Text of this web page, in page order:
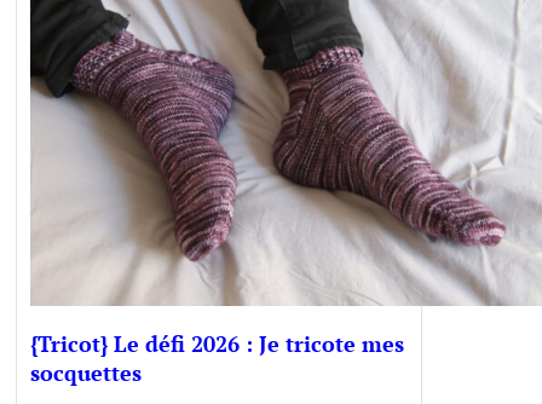
{Tricot} Le défi 2026 : Je tricote mes
socquettes